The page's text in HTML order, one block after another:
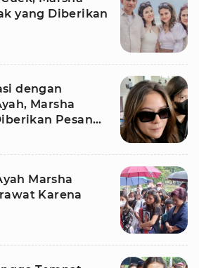
yang Diberikan
dengan
Marsha
Pesan
Marsha
Karena